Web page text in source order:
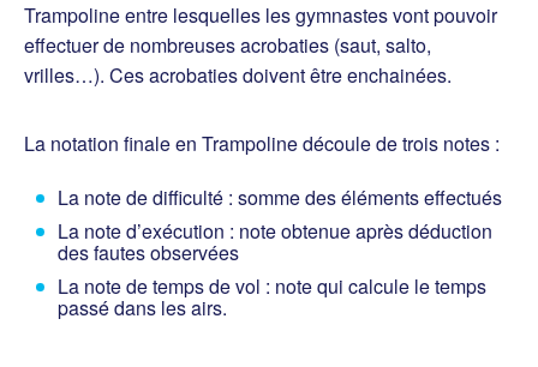
Trampoline entre lesquelles les gymnastes vont pouvoir
effectuer de nombreuses acrobaties (saut, salto,
vrilles…). Ces acrobaties doivent être enchainées.
La notation finale en Trampoline découle de trois notes :
La note de difficulté : somme des éléments effectués
La note d’exécution : note obtenue après déduction
des fautes observées
La note de temps de vol : note qui calcule le temps
passé dans les airs.